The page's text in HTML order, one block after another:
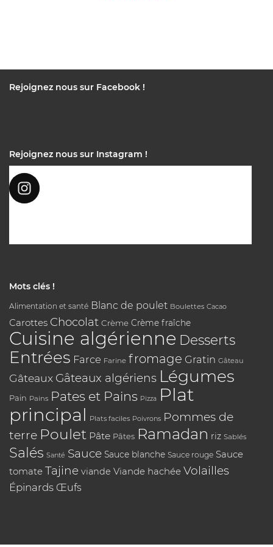
Rejoignez nous sur Facebook !
Rejoignez nous sur Instagram !
Mots clés !
Alimentation et santé Blanc de poulet Boulettes Cacao
Carottes Chocolat Crème Crème fraîche
Cuisine algérienne Desserts
Entrées Farce Farine fromage Gratin Gâteau
Gâteaux Gâteaux algériens Légumes
Pain Pains Pates et Pains Pizza Plat
principal Plats faciles Poivrons Pommes de
terre Poulet Pâte Pâtes Ramadan riz Sablés
Salés Santé Sauce Sauce blanche Sauce rouge Sauce
tomate Tajine viande Viande hachée Volailles
Épinards Œufs